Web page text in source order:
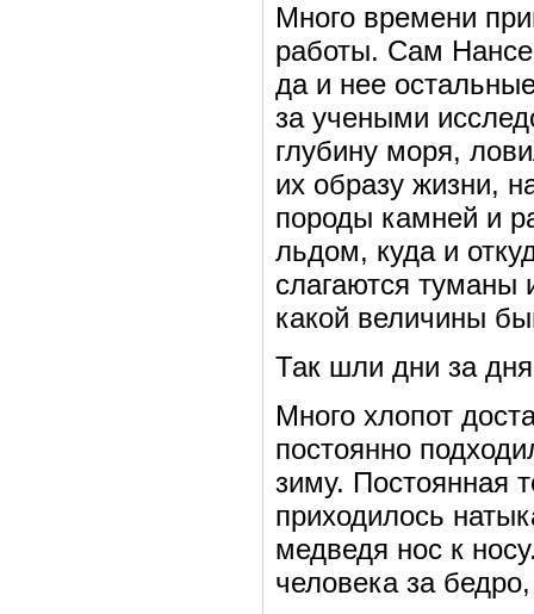
Много времени
работы. Сам
да и нее
за учеными
глубину моря,
их образу жизни,
породы камней и
льдом, куда и
слагаются туманы
какой величины
Так шли дни за
Много хлопот
постоянно
зиму. Постоянная
приходилось
медведя нос к
человека за